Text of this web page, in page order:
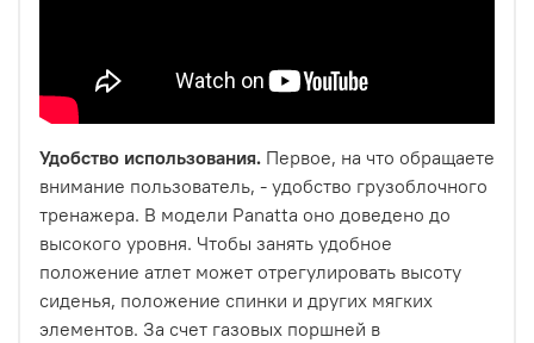
Удобство использования. Первое, на что обращаете
внимание пользователь, - удобство грузоблочного
тренажера. В модели Panatta оно доведено до
высокого уровня. Чтобы занять удобное
положение атлет может отрегулировать высоту
сиденья, положение спинки и других мягких
элементов. За счет газовых поршней в